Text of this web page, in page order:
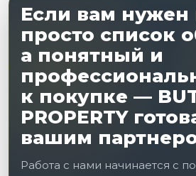
Если вам нужен
просто список
а понятный и
к покупке —
PROPERTY
вашим
Работа с нами начинается с